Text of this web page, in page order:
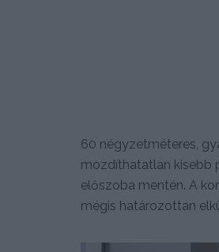
60 négyzetméteres,
mozdíthatatlan kisebb
előszoba mentén. A
mégis határozottan